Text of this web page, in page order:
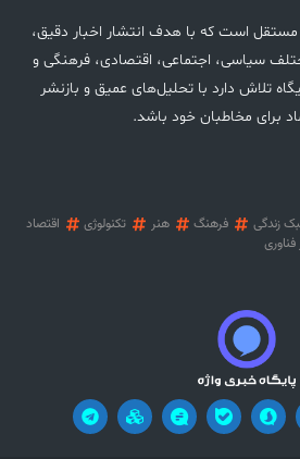
مستقل است که با هدف انتشار اخبار دقیق،
سیاسی، اجتماعی، اقتصادی، فرهنگی و
تلاش دارد با تحلیل‌های عمیق و بازنشر
برای مخاطبان خود باشد.
زندگی فرهنگ هنر تکنولوژی
اقتصاد
فناوری